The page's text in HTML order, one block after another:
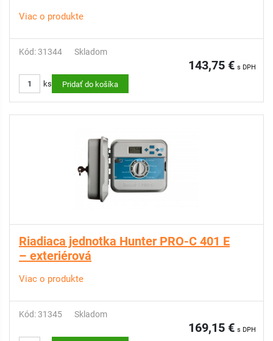
Viac o produkte
Kód: 31344 Skladom
143,75 € s DPH
ks Pridať do košíka
Riadiaca jednotka Hunter PRO-C 401 E
– exteriérová
Viac o produkte
Kód: 31345 Skladom
169,15 € s DPH